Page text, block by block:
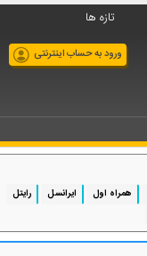
تازه ها
ورود به حساب اینترنتی
همراه اول ایرانسل
رایتل